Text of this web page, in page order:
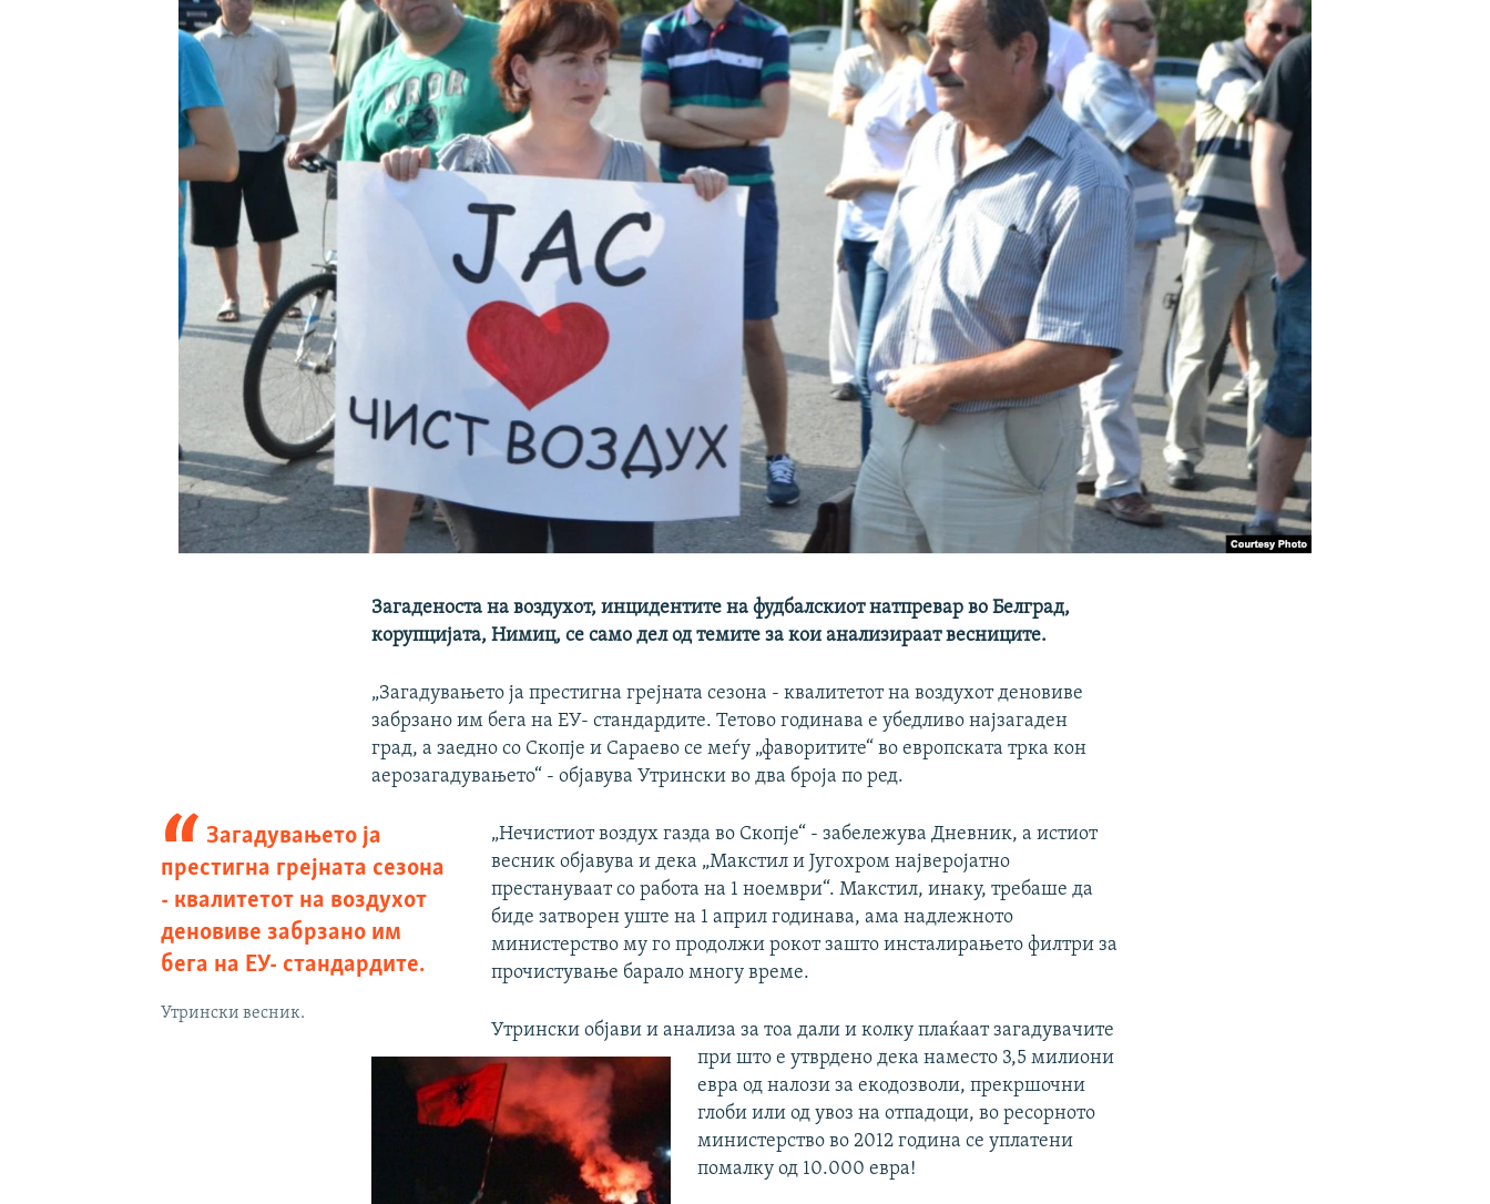
Загаденоста на воздухот, инцидентите на фудбалскиот натпревар во Белград,
корупцијата, Нимиц, се само дел од темите за кои анализираат весниците.
„Загадувањето ја престигна грејната сезона - квалитетот на воздухот деновиве
забрзано им бега на ЕУ- стандардите. Тетово годинава е убедливо најзагаден
град, а заедно со Скопје и Сараево се меѓу „фаворитите“ во европската трка кон
аерозагадувањето“ - објавува Утрински во два броја по ред.
Загадувањето ја
престигна грејната сезона
- квалитетот на воздухот
деновиве забрзано им
бега на ЕУ- стандардите.
Утрински весник.
„Нечистиот воздух газда во Скопје“ - забележува Дневник, а истиот
весник објавува и дека „Макстил и Југохром најверојатно
престануваат со работа на 1 ноември“. Макстил, инаку, требаше да
биде затворен уште на 1 април годинава, ама надлежното
министерство му го продолжи рокот зашто инсталирањето филтри за
прочистување барало многу време.
Утрински објави и анализа за тоа дали и колку плаќаат загадувачите
при што е утврдено дека наместо 3,5 милиони
евра од налози за екодозволи, прекршочни
глоби или од увоз на отпадоци, во ресорното
министерство во 2012 година се уплатени
помалку од 10.000 евра!